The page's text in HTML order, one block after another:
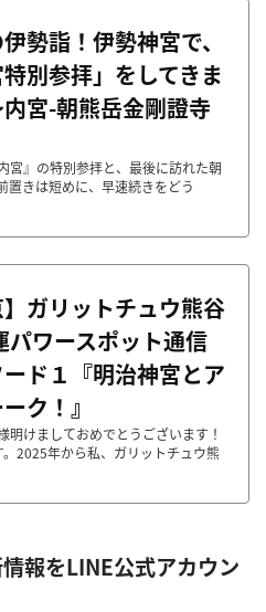
勢詣！伊勢神宮で、
特別参拝」をしてきま
内宮-朝熊岳金剛證寺
宮』の特別参拝と、最後に訪れた朝
置きは短めに、早速続きをどう
】ガリットチュウ熊谷
パワースポット通信
ド１『明治神宮とア
ク！』
明けましておめでとうございます！
2025年から私、ガリットチュウ熊
情報をLINE公式アカウン